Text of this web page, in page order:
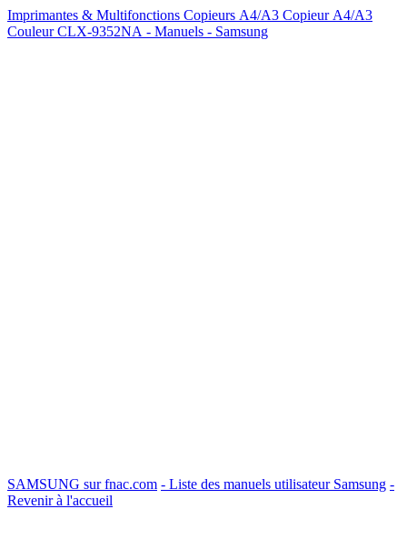
Imprimantes & Multifonctions Copieurs A4/A3 Copieur A4/A3
Couleur CLX-9352NA - Manuels - Samsung
SAMSUNG sur fnac.com - Liste des manuels utilisateur Samsung -
Revenir à l'accueil